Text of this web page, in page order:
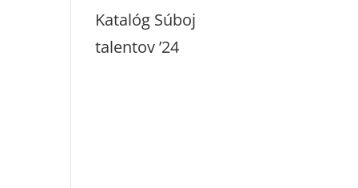
Katalóg Súboj
talentov ’24